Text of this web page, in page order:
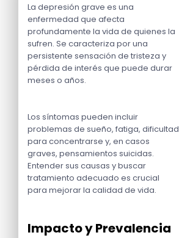
La depresión grave es una
enfermedad que afecta
profundamente la vida de quienes la
sufren. Se caracteriza por una
persistente sensación de tristeza y
pérdida de interés que puede durar
meses o años.
Los síntomas pueden incluir
problemas de sueño, fatiga, dificultad
para concentrarse y, en casos
graves, pensamientos suicidas.
Entender sus causas y buscar
tratamiento adecuado es crucial
para mejorar la calidad de vida.
Impacto y Prevalencia